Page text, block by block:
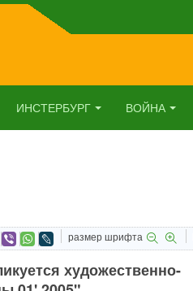
ИНСТЕРБУРГ ВОЙНА
размер шрифта
художественно-